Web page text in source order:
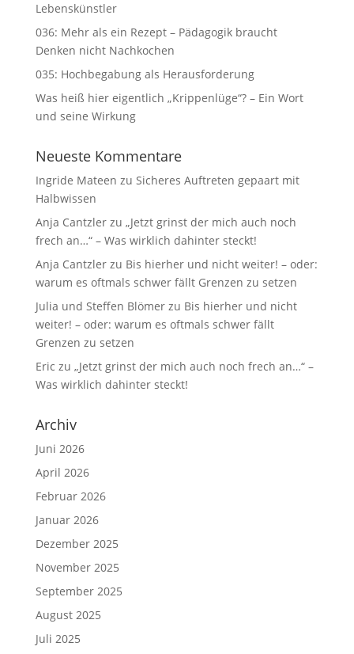
Lebenskünstler
036: Mehr als ein Rezept – Pädagogik braucht
Denken nicht Nachkochen
035: Hochbegabung als Herausforderung
Was heiß hier eigentlich „Krippenlüge“? – Ein Wort
und seine Wirkung
Neueste Kommentare
Ingride Mateen zu Sicheres Auftreten gepaart mit
Halbwissen
Anja Cantzlerzu „Jetzt grinst der mich auch noch
frech an…“ – Was wirklich dahinter steckt!
Anja Cantzlerzu Bis hierher und nicht weiter! – oder:
warum es oftmals schwer fällt Grenzen zu setzen
Julia und Steffen Blömerzu Bis hierher und nicht
weiter! – oder: warum es oftmals schwer fällt
Grenzen zu setzen
Eric zu „Jetzt grinst der mich auch noch frech an…“ –
Was wirklich dahinter steckt!
Archiv
Juni 2026
April 2026
Februar 2026
Januar 2026
Dezember 2025
November 2025
September 2025
August 2025
Juli 2025